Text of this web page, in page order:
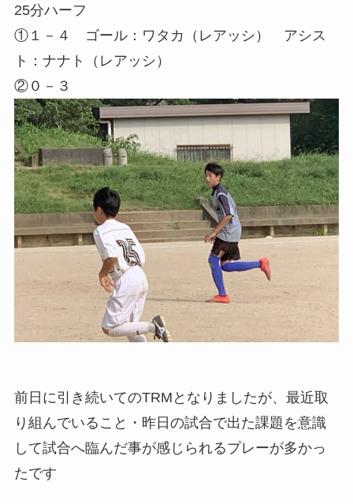
25分ハーフ
①１－４ ゴール：ワタカ（レアッシ） アシス
ト：ナナト（レアッシ）
②０－３
前日に引き続いてのTRMとなりましたが、最近取
り組んでいること・昨日の試合で出た課題を意識
して試合へ臨んだ事が感じられるプレーが多かっ
たです